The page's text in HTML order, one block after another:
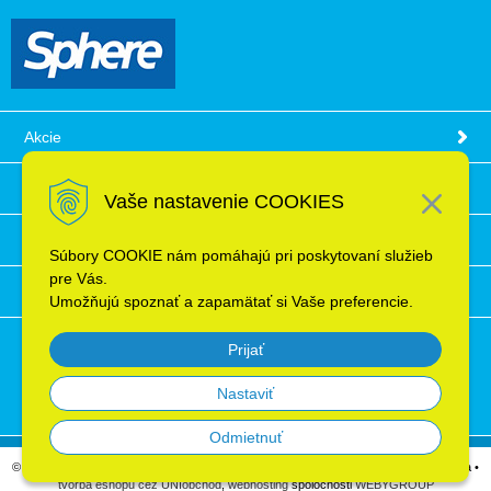
Vaše nastavenie COOKIES
Súbory COOKIE nám pomáhajú pri poskytovaní služieb
pre Vás.
Umožňujú spoznať a zapamätať si Vaše preferencie.
Prijať
Nastaviť
Odmietnuť
Akcie
Obchodné podmienky
Ochrana osobných údajov
© 2026 Elektroinštalačný materiál, káble, vodiče, supermarket ELRON s.r.o. Bratislava •
tvorba eshopu cez UNIobchod,webhostingspoločnostiWEBYGROUP